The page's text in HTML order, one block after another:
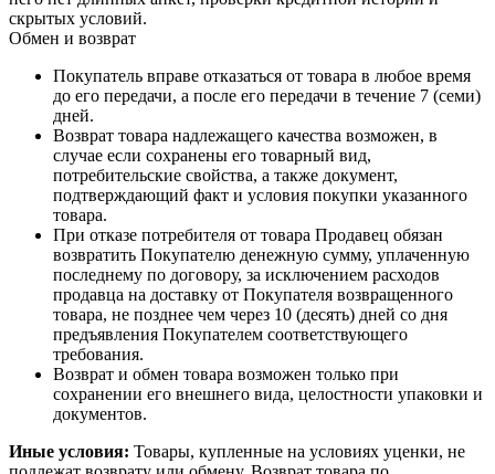
скрытых условий.
Обмен и возврат
Покупатель вправе отказаться от товара в любое время
до его передачи, а после его передачи в течение 7 (семи)
дней.
Возврат товара надлежащего качества возможен, в
случае если сохранены его товарный вид,
потребительские свойства, а также документ,
подтверждающий факт и условия покупки указанного
товара.
При отказе потребителя от товара Продавец обязан
возвратить Покупателю денежную сумму, уплаченную
последнему по договору, за исключением расходов
продавца на доставку от Покупателя возвращенного
товара, не позднее чем через 10 (десять) дней со дня
предъявления Покупателем соответствующего
требования.
Возврат и обмен товара возможен только при
сохранении его внешнего вида, целостности упаковки и
документов.
Иные условия: Товары, купленные на условиях уценки, не